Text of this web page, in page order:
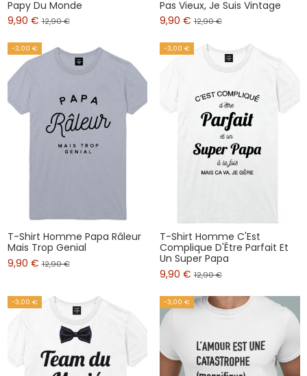
Papy Du Monde
9,90 €12,90 €
Pas Vieux, Je Suis Vintage
9,90 €12,90 €
-3,00 €
T-Shirt Homme Papa Râleur
Mais Trop Genial
9,90 €12,90 €
-3,00 €
T-Shirt Homme C'Est
Complique D'Être Parfait Et
Un Super Papa
9,90 €12,90 €
-3,00 € -3,00 €